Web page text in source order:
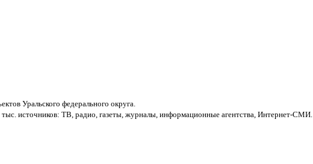
Уральского федерального округа.
источников: ТВ, радио, газеты, журналы, информационные агентства, Интернет-СМИ.